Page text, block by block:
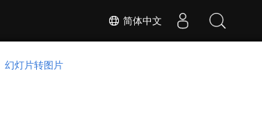
简体中文
幻灯片转图片